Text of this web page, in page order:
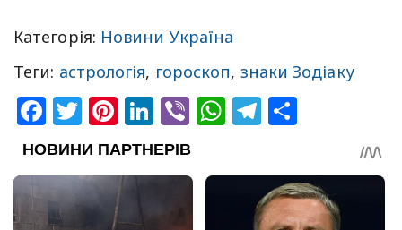
Категорія: Новини Україна
Теги: астрологія, гороскоп, знаки Зодіаку
Facebook
Twitter
Pinterest
LinkedIn
ViberWhatsApp
Telegram